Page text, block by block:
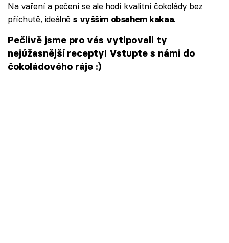
Na vaření a pečení se ale hodí kvalitní čokolády bez
příchutě, ideálně s vyšším obsahem kakaa.
Pečlivě jsme pro vás vytipovali ty
nejúžasnější recepty! Vstupte s námi do
čokoládového ráje :)